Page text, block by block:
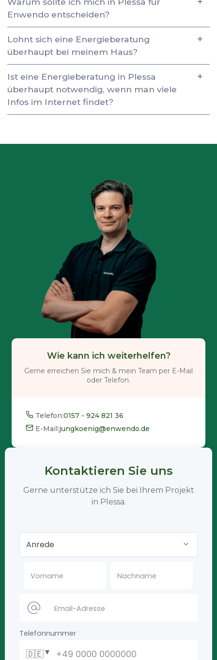
Enwendo entscheiden?
Lohnt sich eine Energieberatung
überhaupt bei meinem Haus?
Ist eine Energieberatung in Plessa
überhaupt notwendig, wenn man viele
Infos im Internet findet?
Wie kann ich weiterhelfen?
Gerne erreichen Sie mich & mein Team per E-Mail
oder Telefon.
Telefon:0157 - 924 821 36
E-Mail:jungkoenig@enwendo.de
Kontaktieren Sie uns
Gerne unterstütze ich Sie bei Ihrem Projekt
in Plessa.